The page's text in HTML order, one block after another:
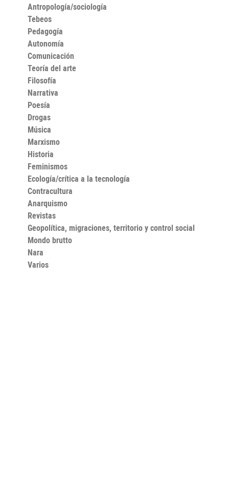
escuchando a Aphex Twin durante horas,
conversaciones en la cola del cine, la banda sonora de
un vídeo de aeróbic de los noventa, un concierto de
hace treinta años y otro que durará 639. Una piscina
con forma de guitarra, las llamadas telefónicas entre
Annea Lockwood y Ruth Anderson, el abrigo azul de
Donald Sutherland en "Amenaza en la sombra", logos
de la NBA y entrenadores deadheads. Un buen puñado
de obsesiones recurrentes, tropecientos intentos de
mirar al pasado sin caer en la nostalgia y un montón de
recomendaciones de discos y películas.
Antropología/sociología
Tebeos
Pedagogía
Autonomía
Comunicación
Teoría del arte
Filosofía
Narrativa
Poesía
Drogas
Música
Marxismo
Historia
Feminismos
Ecología/crítica a la tecnología
Contracultura
Anarquismo
Revistas
Geopolítica, migraciones, territorio y control social
Mondo brutto
Nara
Varios